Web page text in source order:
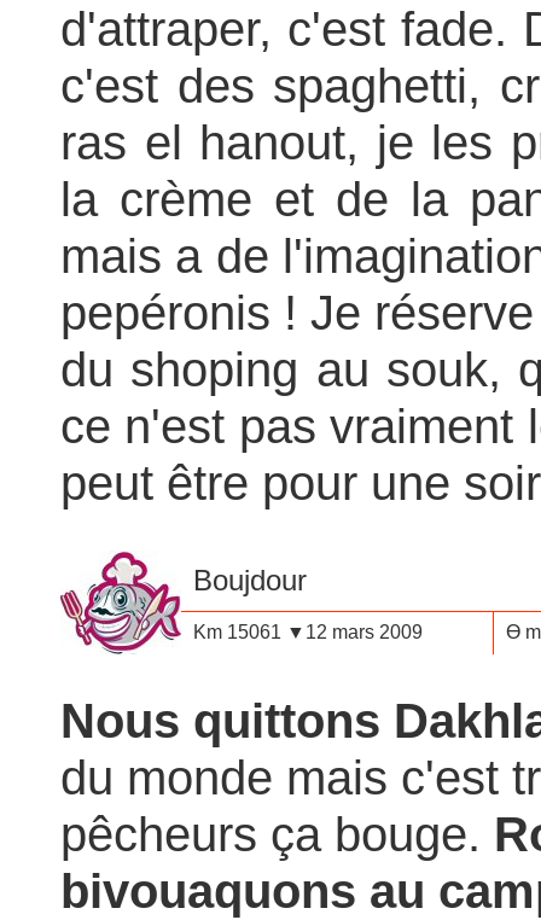
d'attraper, c'est fade.
c'est des spaghetti,
ras el hanout, je les
la crème et de la
mais a de
pepéronis ! Je
du shoping au souk,
ce n'est pas vraiment
peut être pour une
Boujdour
Km 15061 ▼12 mars 2009 Ө
Nous quittons
du monde mais c'est
pêcheurs ça bouge.
bivouaquons au